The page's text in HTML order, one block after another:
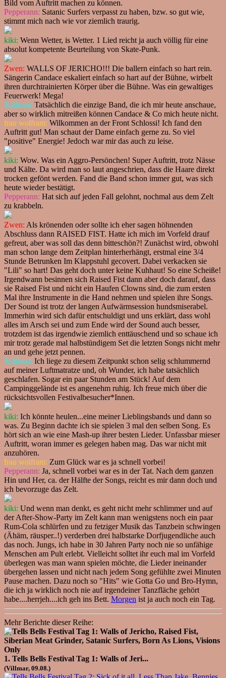
Bild vom Auftritt machen zu können.
Pepperann: Satanic Surfers verpasst zu haben, bzw. so gut wie,
stimmt mich nach wie vor ziemlich traurig.
kiki: Wenn Wetter, is Wetter. 1 Lied reicht ja auch völlig für eine
absolut kompetente Beurteilung von Skate-Punk.
Zwen: WALLS OF JERICHO!!! Die ballern einfach so hart rein.
Sängerin Candace eskaliert einfach so hart auf der Bühne, wirbelt
ihren durchtrainierten Körper über die Bühne. Was ein gewaltiges
Feuerwerk! Mega!
Schlossi: Tatsächlich die einzige Band, die ich mir heute anschaue,
aber so wirklich mitreißen können Candace & Co mich heute nicht.
frau wolfram: Wilkommen an der Front Schlossi! Ich fand den
Auftritt gut! Man schaut der Dame einfach gerne zu. So viel
"positive" Energie! Jedoch war mir das auch zu leise.
kiki: Wow. Was ein Aggro-Persönchen! Super Auftritt, trotz Nässe
und Kälte. Da wird man so laut angeschrien, dass die Haare direkt
trocken gefönt werden. Fand die Band schon immer gut, was sich
heute wieder bestätigt.
Pepperann: Hat sich auf jeden Fall gelohnt, nochmal aus dem Zelt
zu krabbeln.
Zwen: Als krönenden oder sollte ich eher sagen höhnenden
Abschluss dann RAISED FIST. Hatte ich mich im Vorfeld drauf
gefreut, aber was soll das denn bitteschön?! Zunächst wird, obwohl
man schon lange dem Zeitplan hinterherhängt, erstmal eine 3/4
Stunde Betrunken Im Klappstuhl gecovert. Dabei verkacken sie
"Lili" so hart! Das geht doch unter keine Kuhhaut! So eine Scheiße!
Irgendwann besinnen sich Raised Fist dann aber doch darauf, dass
sie Raised Fist und nicht ein Haufen Clowns sind, die zum ersten
Mal ihre Instrumente in die Hand nehmen und spielen ihre Songs.
Der Sound ist trotz der langen Aufwärmsession hundsmiserabel.
Immerhin wird sich dafür entschuldigt und uns erklärt, dass wohl
alles im Arsch sei und zum Ende wird der Sound auch besser,
trotzdem ist das irgendwie ziemlich enttäuschend und so schaue ich
mir trotz gerade mal halbstündigem Set die letzten Songs nicht mehr
an und gehe jetzt pennen.
Schlossi: Ich liege zu diesem Zeitpunkt schon selig schlummernd
auf meiner Luftmatratze und, oh Wunder, ich habe tatsächlich
geschlafen. Sogar ein paar Stunden am Stück! Auf dem
Campinggelände ist es angenehm ruhig. Ich freue mich über die
rücksichtsvollen Festivalbesucher*Innen.
kiki: Ich könnte heulen...eine meiner Lieblingsbands und dann so
was. Zu Beginn dachte ich sie spielen 3 mal den selben Song. Es
hört sich an wie eine Mash-up ihrer besten Lieder. Unfassbar mieser
Auftritt, woran immer es gelegen haben mag. Das war nicht mit
anzuhören.
frau wolfram: Zum Glück war es ja schnell vorbei!
Pepperann: Ja, schnell vorbei war es in der Tat. Nach dem ganzen
Hin und Her, ca. der Hälfte der Songs, reicht es mir dann doch und
ich bevorzuge das Zelt.
kiki: Und wenn man denkt, es geht nicht mehr schlimmer und auf
der After-Show-Party im Zelt kann man wenigstens noch ein paar
Rum-Cola schlürfen und zu fetziger Musik das Tanzbein schwingen
(Ähäm, räusper..!) verderben drei halbstarke Dorfjugendliche auch
das noch. Jungs, ich habe in 30 Jahren Party noch nie so unfähige
Menschen am Pult erlebt. Vielleicht solltet ihr euch mal im Vorfeld
überlegen was man wann spielen möchte, die Lieder ineinander
übergehen lassen und nicht nach jedem Song gefühlte zwei Minuten
Pause machen. Dazu noch so "Hits" wie Gotta Go und Bro-Hymn,
die ich ja wirklich noch nie auf irgendeiner Tanzfläche gehört
habe....herrjeh....ich geh ins Bett. Morgen ist ja auch noch ein Tag.
Mehr Berichte dieser Reihe:
1. Tells Bells Festival Tag 1: Walls of Jeri...
(Villmar, 09.08.)